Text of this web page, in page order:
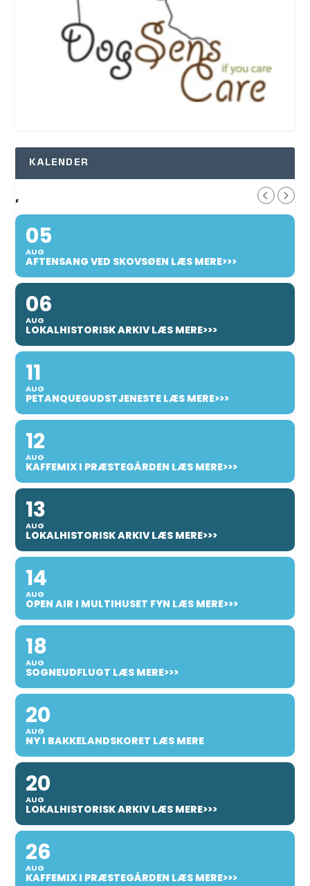
KALENDER
,
05
AUG
AFTENSANG VED SKOVSØEN LÆS MERE>>>
06
AUG
LOKALHISTORISK ARKIV LÆS MERE>>>
11
AUG
PETANQUEGUDSTJENESTE LÆS MERE>>>
12
AUG
KAFFEMIX I PRÆSTEGÅRDEN LÆS MERE>>>
13
AUG
LOKALHISTORISK ARKIV LÆS MERE>>>
14
AUG
OPEN AIR I MULTIHUSET FYN LÆS MERE>>>
18
AUG
SOGNEUDFLUGT LÆS MERE>>>
20
AUG
NY I BAKKELANDSKORET LÆS MERE
20
AUG
LOKALHISTORISK ARKIV LÆS MERE>>>
26
AUG
KAFFEMIX I PRÆSTEGÅRDEN LÆS MERE>>>